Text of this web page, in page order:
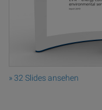
» 32 Slides ansehen